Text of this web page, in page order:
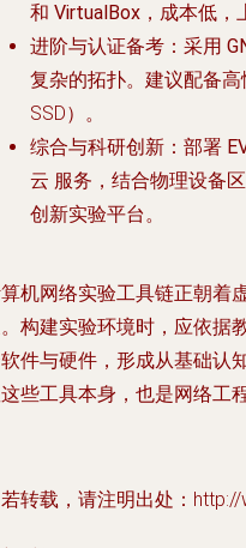
和 VirtualBox ，成本低，
进阶与认证备考 ：采用
复杂的拓扑。建议配备高
SSD）。
综合与科研创新 ：部署
云 服务，结合物理设备
创新实验平台。
机网络实验工具链正朝着
构建实验环境时，应依据
件与硬件，形成从基础认
些工具本身，也是网络工
转载，请注明出处：